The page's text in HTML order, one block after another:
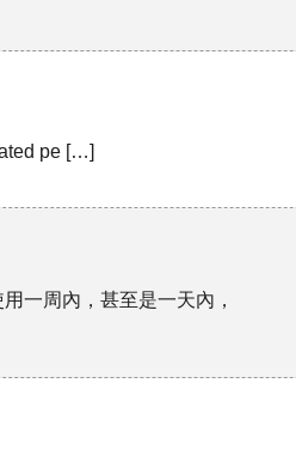
pe […]
一周內，甚至是一天內，